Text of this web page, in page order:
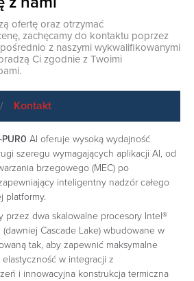
ofertę oraz otrzymać
zachęcamy do kontaktu poprzez
z naszymi wykwalifikowanymi
Ci zgodnie z Twoimi
Kontakt
PUR0 AI oferuje wysoką wydajność
szeregu wymagających aplikacji AI, od
brzegowego (MEC) po
inteligentny nadzór całego
platformy.
przez dwa skalowalne procesory Intel®
Cascade Lake) wbudowane w
tak, aby zapewnić maksymalne
w integracji z
i innowacyjna konstrukcja termiczna